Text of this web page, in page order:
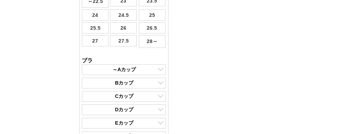
～22.5
24 24.5 25
25.5 26 26.5
27 27.5 28～
ブラ
～Aカップ
Bカップ
Cカップ
Dカップ
Eカップ